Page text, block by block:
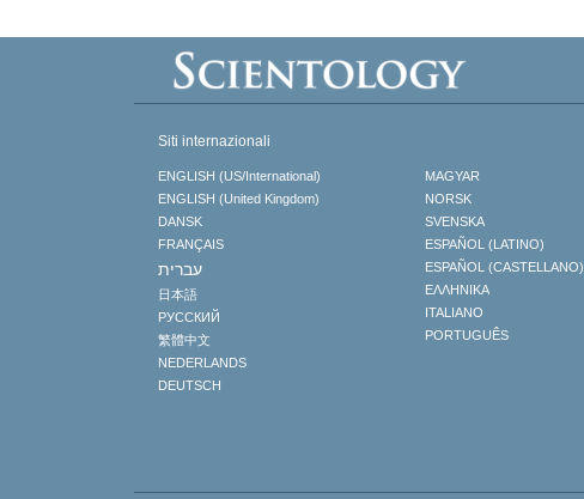
Siti internazionali
ENGLISH (US/International)
ENGLISH (United Kingdom)
DANSK
FRANÇAIS
עברית
日本語
РУССКИЙ
繁體中文
NEDERLANDS
DEUTSCH
MAGYAR
NORSK
SVENSKA
ESPAÑOL (LATINO)
ESPAÑOL (CASTELLANO)
ΕΛΛΗΝΙΚA
ITALIANO
PORTUGUÊS